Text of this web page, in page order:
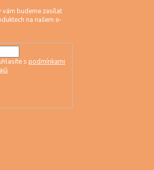
budeme zasílat
na našem e-
s podmínkami